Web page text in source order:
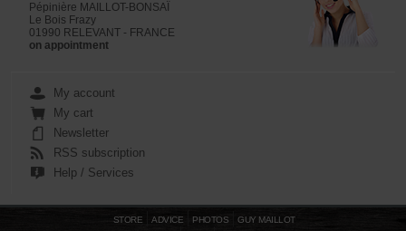
Pépinière MAILLOT-BONSAÏ
Le Bois Frazy
01990 RELEVANT - FRANCE
on appointment
My account
My cart
Newsletter
RSS subscription
Help / Services
STORE ADVICE PHOTOS
GUY MAILLOT